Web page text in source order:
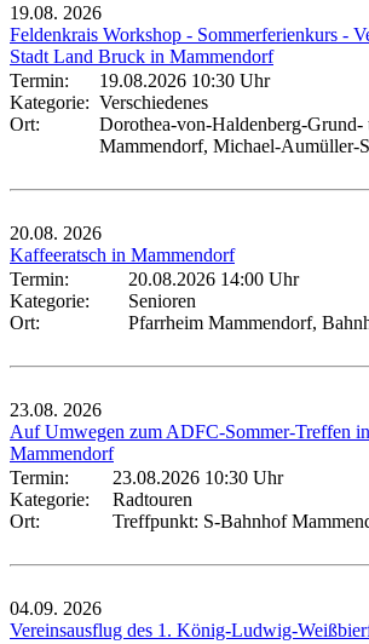
19.08. 2026
Feldenkrais Workshop - Sommerferienkurs -
Stadt Land Bruck in Mammendorf
Termin:
19.08.2026 10:30 Uhr
Kategorie: Verschiedenes
Ort:
Dorothea-von-Haldenberg-
Mammendorf, Michael-Aumüller-
20.08. 2026
Kaffeeratsch in Mammendorf
Termin:
20.08.2026 14:00 Uhr
Kategorie:
Senioren
Ort:
Pfarrheim Mammendorf,
23.08. 2026
Auf Umwegen zum ADFC-Sommer-Treffen
Mammendorf
Termin:
23.08.2026 10:30 Uhr
Kategorie:
Radtouren
Ort:
Treffpunkt: S-Bahnhof
04.09. 2026
Vereinsausflug des 1. König-Ludwig-